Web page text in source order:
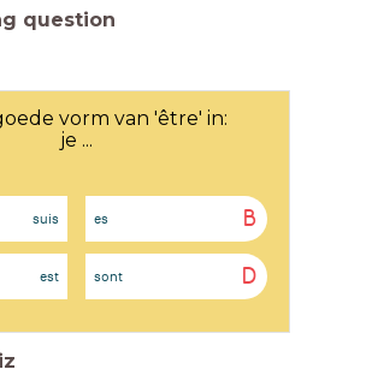
question
vorm van 'être' in:
je ...
suis B
es
est D
sont